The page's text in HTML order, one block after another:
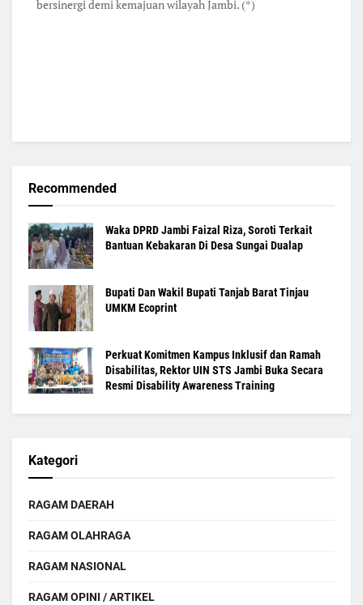
bersinergi demi kemajuan wilayah Jambi. (*)
Recommended
Waka DPRD Jambi Faizal Riza, Soroti Terkait
Bantuan Kebakaran Di Desa Sungai Dualap
Bupati Dan Wakil Bupati Tanjab Barat Tinjau
UMKM Ecoprint
Perkuat Komitmen Kampus Inklusif dan Ramah
Disabilitas, Rektor UIN STS Jambi Buka Secara
Resmi Disability Awareness Training
Kategori
RAGAM DAERAH
RAGAM OLAHRAGA
RAGAM NASIONAL
RAGAM OPINI / ARTIKEL